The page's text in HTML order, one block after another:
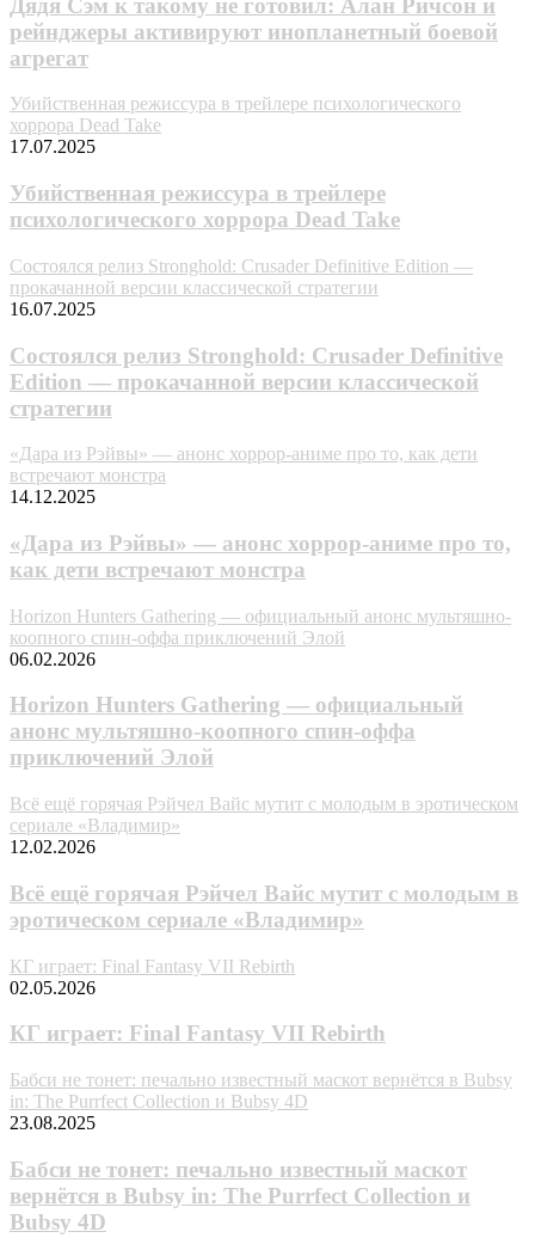
Дядя Сэм к такому не готовил: Алан Ричсон и
рейнджеры активируют инопланетный боевой
агрегат
Убийственная режиссура в трейлере психологического
хоррора Dead Take
17.07.2025
Убийственная режиссура в трейлере
психологического хоррора Dead Take
Состоялся релиз Stronghold: Crusader Definitive Edition —
прокачанной версии классической стратегии
16.07.2025
Состоялся релиз Stronghold: Crusader Definitive
Edition — прокачанной версии классической
стратегии
«Дара из Рэйвы» — анонс хоррор-аниме про то, как дети
встречают монстра
14.12.2025
«Дара из Рэйвы» — анонс хоррор-аниме про то,
как дети встречают монстра
Horizon Hunters Gathering — официальный анонс мультяшно-
коопного спин-оффа приключений Элой
06.02.2026
Horizon Hunters Gathering — официальный
анонс мультяшно-коопного спин-оффа
приключений Элой
Всё ещё горячая Рэйчел Вайс мутит с молодым в эротическом
сериале «Владимир»
12.02.2026
Всё ещё горячая Рэйчел Вайс мутит с молодым в
эротическом сериале «Владимир»
КГ играет: Final Fantasy VII Rebirth
02.05.2026
КГ играет: Final Fantasy VII Rebirth
Бабси не тонет: печально известный маскот вернётся в Bubsy
in: The Purrfect Collection и Bubsy 4D
23.08.2025
Бабси не тонет: печально известный маскот
вернётся в Bubsy in: The Purrfect Collection и
Bubsy 4D